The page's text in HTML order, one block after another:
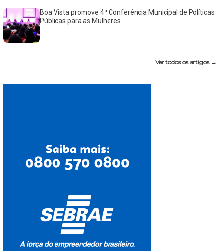
Boa Vista promove 4ª Conferência Municipal de Políticas
Públicas para as Mulheres
Ver todos os artigos →